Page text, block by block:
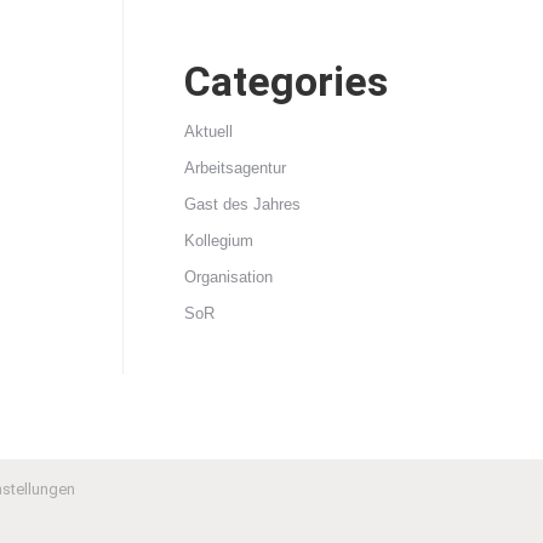
Categories
Aktuell
Arbeitsagentur
Gast des Jahres
Kollegium
Organisation
SoR